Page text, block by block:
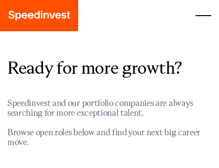
Ready for more growth?
Speedinvest and our portfolio companies are always
searching for more exceptional talent.
Browse open roles below and find your next big career
move.